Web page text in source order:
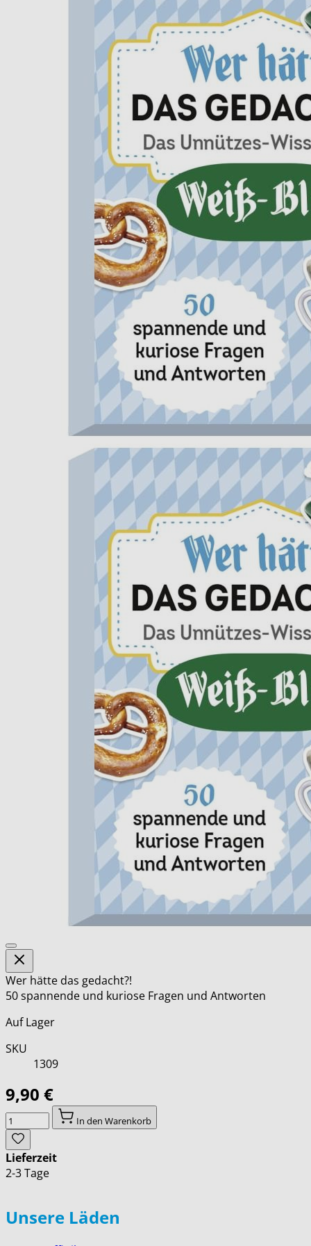
Wer hätte das gedacht?!
50 spannende und kuriose Fragen und Antworten
Auf Lager
SKU
1309
9,90 €
Menge
In den Warenkorb
Lieferzeit
2-3 Tage
Unsere Läden